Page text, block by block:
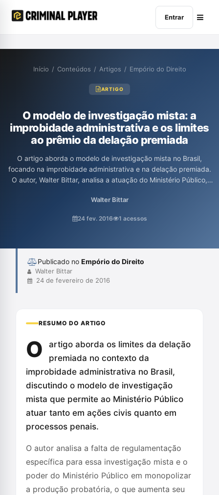
Entrar
Início / Conteúdos / Artigos / Empório do Direito
ARTIGO
O modelo de investigação mista: a
improbidade administrativa e os limites
ao prêmio da delação premiada
O artigo aborda o modelo de investigação mista no Brasil,
focando na improbidade administrativa e na delação premiada.
O autor, Walter Bittar, analisa a atuação do Ministério Público,
de se estender a delação premiada para ações de improbidade,
transação do patrimônio público.
Walter Bittar
24 fev. 2016 1 acessos
Publicado no Empório do Direito
Walter Bittar
24 de fevereiro de 2016
RESUMO DO ARTIGO
O
artigo aborda os limites da delação
premiada no contexto da
improbidade administrativa no Brasil,
discutindo o modelo de investigação
mista que permite ao Ministério Público
atuar tanto em ações civis quanto em
processos penais.
O autor analisa a falta de regulamentação
específica para essa investigação mista e o
poder do Ministério Público em monopolizar
a produção probatória, o que aumenta seu